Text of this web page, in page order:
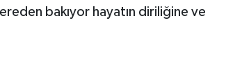
bakıyor hayatın diriliğine ve